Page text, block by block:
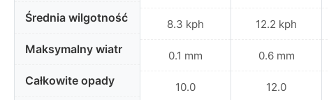
Średnia wilgotność
Maksymalny wiatr
Całkowite opady
8.3 kph
0.1 mm
10.0
12.2 kph
0.6 mm
12.0